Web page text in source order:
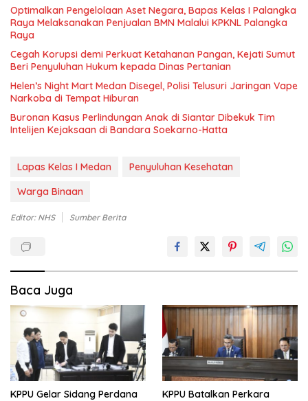
Optimalkan Pengelolaan Aset Negara, Bapas Kelas I Palangka
Raya Melaksanakan Penjualan BMN Malalui KPKNL Palangka
Raya
Cegah Korupsi demi Perkuat Ketahanan Pangan, Kejati Sumut
Beri Penyuluhan Hukum kepada Dinas Pertanian
Helen’s Night Mart Medan Disegel, Polisi Telusuri Jaringan Vape
Narkoba di Tempat Hiburan
Buronan Kasus Perlindungan Anak di Siantar Dibekuk Tim
Intelijen Kejaksaan di Bandara Soekarno-Hatta
Lapas Kelas I Medan
Penyuluhan Kesehatan
Warga Binaan
Editor: NHS Sumber Berita
Baca Juga
KPPU Gelar Sidang Perdana
KPPU Batalkan Perkara